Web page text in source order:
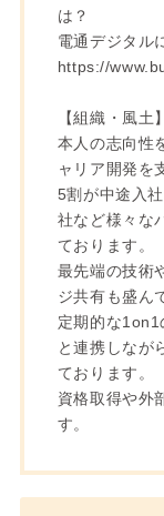
は？
電通デジタル
https://
【組織・風土】
本人の志向性
ャリア開発を
5割が中途入
社など様々な
ております。
最先端の技術
ジ共有も盛ん
定期的な
と連携しなが
ております。
資格取得や外
す。